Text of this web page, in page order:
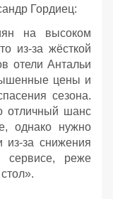
Гордиец:
на высоком
из-за жёсткой
отели Антальи
цены и
сезона.
отличный шанс
однако нужно
из-за снижения
сервисе, реже